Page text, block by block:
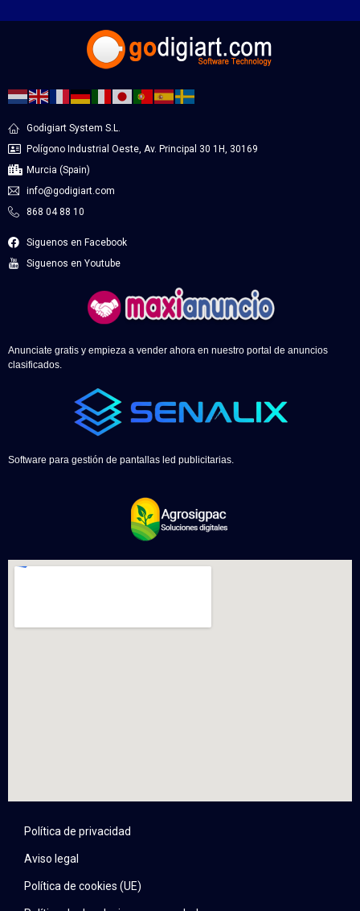
Godigiart System S.L.
Polígono Industrial Oeste, Av. Principal 30 1H, 30169
Murcia (Spain)
info@godigiart.com
868 04 88 10
Siguenos en Facebook
Siguenos en Youtube
Anunciate gratis y empieza a vender ahora en nuestro portal de anuncios
clasificados.
Software para gestión de pantallas led publicitarias.
Política de privacidad
Aviso legal
Política de cookies (UE)